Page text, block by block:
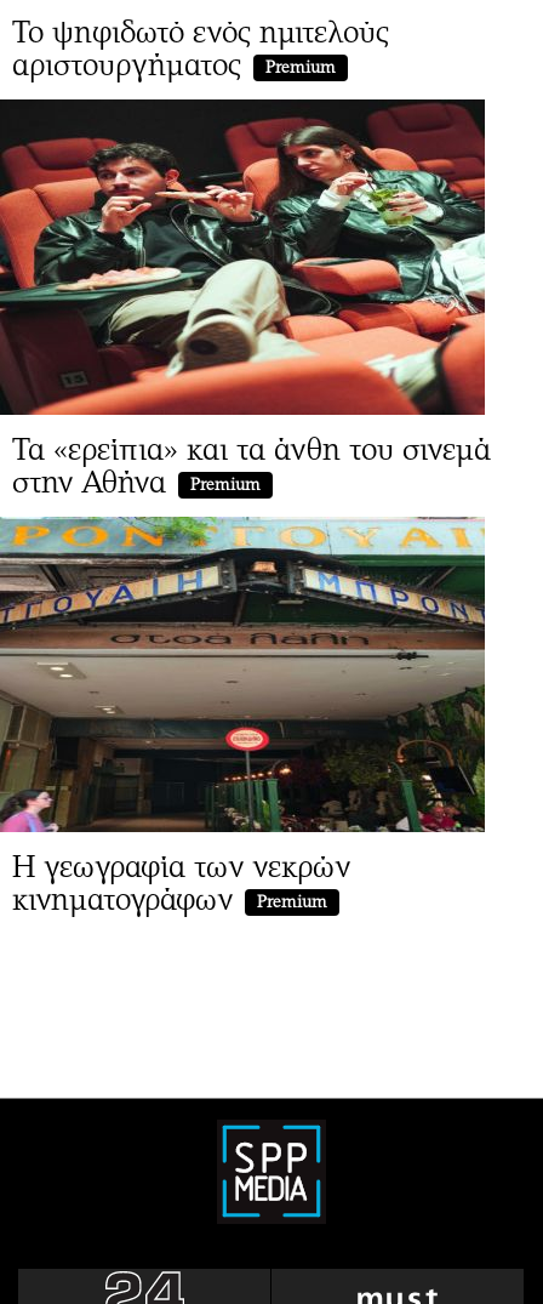
Το ψηφιδωτό ενός ημιτελούς
αριστουργήματος
Premium
Τα «ερείπια» και τα άνθη του σινεμά
στην Αθήνα
Premium
Η γεωγραφία των νεκρών
κινηματογράφων
Premium